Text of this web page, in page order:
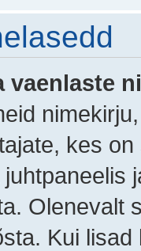
vaenlaste
kes
Olenevalt
Kui